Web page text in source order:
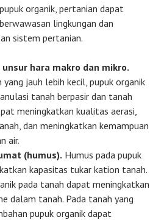
organik, pertanian dapat
lingkungan dan
sistem pertanian.
hara makro dan mikro.
jauh lebih kecil, pupuk organik
tanah berpasir dan tanah
meningkatkan kualitas aerasi,
dan meningkatkan kemampuan
air.
(humus). Humus pada pupuk
kapasitas tukar kation tanah.
pada tanah dapat meningkatkan
dalam tanah. Pada tanah yang
pupuk organik dapat